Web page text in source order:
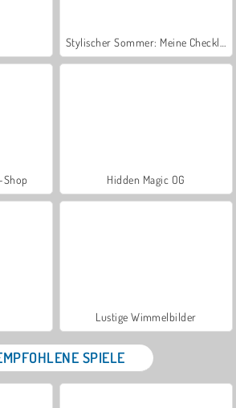
Shop Hidden Magic OG
Lustige Wimmelbilder
SPIELE